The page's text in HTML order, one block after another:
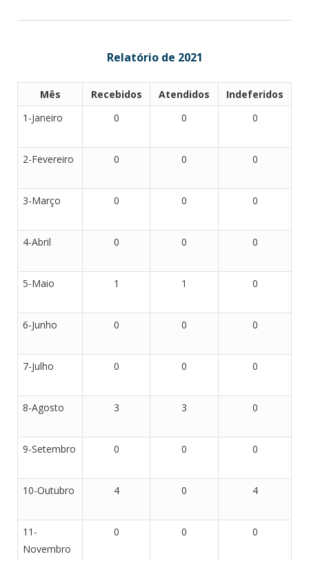
Relatório de 2021
Mês Recebidos Atendidos
Indeferidos
1-Janeiro
0 0 0
2-Fevereiro 0 0 0
3-Março 0 0 0
4-Abril 0 0 0
5-Maio 1 1 0
6-Junho 0 0 0
7-Julho 0 0 0
8-Agosto 3 3 0
9-Setembro 0 0 0
10-Outubro 4 0 4
11-
Novembro
0 0 0